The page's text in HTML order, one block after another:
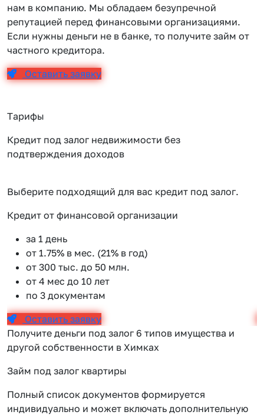
нам в компанию. Мы обладаем безупречной
репутацией перед финансовыми организациями.
Если нужны деньги не в банке, то получите займ от
частного кредитора.
Оставить заявку
Тарифы
Кредит под залог недвижимости без
подтверждения доходов
Выберите подходящий для вас кредит под залог.
Кредит от финансовой организации
за 1 день
от 1.75% в мес. (21% в год)
от 300 тыс. до 50 млн.
от 4 мес до 10 лет
по 3 документам
Оставить заявку
Получите деньги под залог 6 типов имущества и
другой собственности в Химках
Займ под залог квартиры
Полный список документов формируется
индивидуально и может включать дополнительную